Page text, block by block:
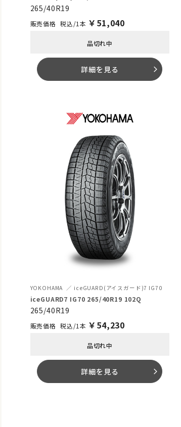
265/40R19
税込/1本 ￥ 51,040
品切れ中
詳細を見る arrow_forward_ios
YOKOHAMA iceGUARD(アイスガード)7 IG70
iceGUARD7 IG70 265/40R19 102Q
265/40R19
税込/1本 ￥ 54,230
品切れ中
詳細を見る arrow_forward_ios